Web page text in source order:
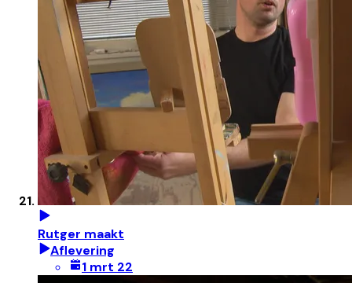
Rutger maakt
Aflevering
1 mrt 22